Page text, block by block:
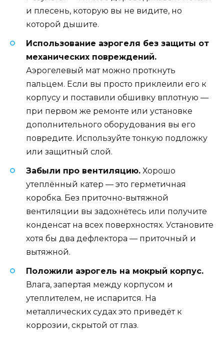
и плесень, которую вы не видите, но
которой дышите.
Использование аэрогеля без защиты от
механических повреждений.
Аэрогелевый мат можно проткнуть
пальцем. Если вы просто приклеили его к
корпусу и поставили обшивку вплотную —
при первом же ремонте или установке
дополнительного оборудования вы его
повредите. Используйте тонкую подложку
или защитный слой.
Забыли про вентиляцию. Хорошо
утеплённый катер — это герметичная
коробка. Без приточно-вытяжной
вентиляции вы задохнётесь или получите
конденсат на всех поверхностях. Установите
хотя бы два дефлектора — приточный и
вытяжной.
Положили аэрогель на мокрый корпус.
Влага, запертая между корпусом и
утеплителем, не испарится. На
металлических судах это приведёт к
коррозии, скрытой от глаз.